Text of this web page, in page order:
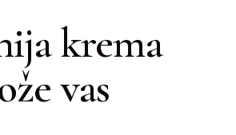
krema
vas